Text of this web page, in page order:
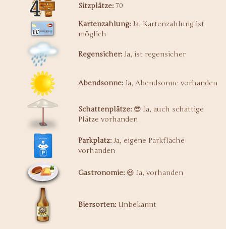
Sitzplätze: 70
Kartenzahlung: Ja, Kartenzahlung ist
möglich
Regensicher: Ja, ist regensicher
Abendsonne: Ja, Abendsonne vorhanden
Schattenplätze: 😎 Ja, auch schattige
Plätze vorhanden
Parkplatz: Ja, eigene Parkfläche
vorhanden
Gastronomie: 😃 Ja, vorhanden
Biersorten: Unbekannt